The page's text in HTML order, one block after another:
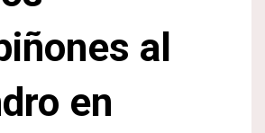
al
en